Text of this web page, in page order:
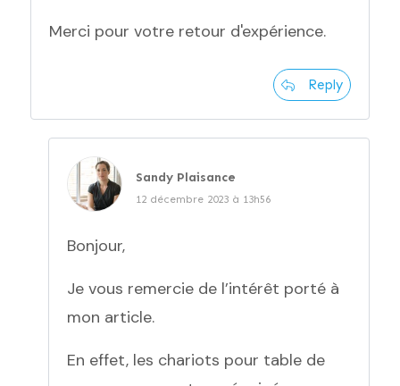
Merci pour votre retour d'expérience.
Reply
Sandy Plaisance
12 décembre 2023 à 13h56
Bonjour,
Je vous remercie de l’intérêt porté à
mon article.
En effet, les chariots pour table de